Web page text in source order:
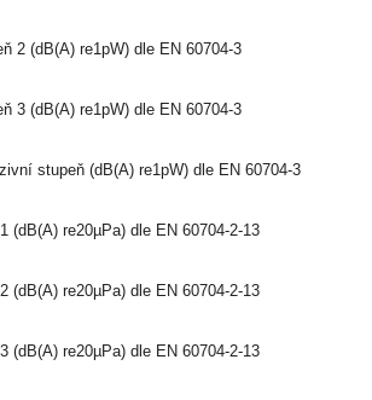
2 (dB(A) re1pW) dle EN 60704-3
3 (dB(A) re1pW) dle EN 60704-3
stupeň (dB(A) re1pW) dle EN 60704-3
(dB(A) re20µPa) dle EN 60704-2-13
(dB(A) re20µPa) dle EN 60704-2-13
(dB(A) re20µPa) dle EN 60704-2-13